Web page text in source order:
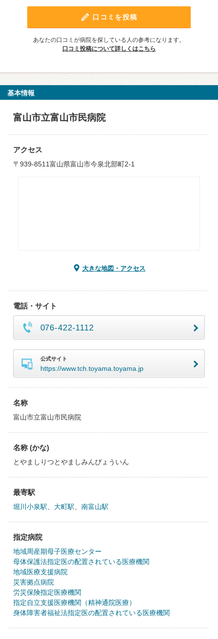
口コミを投稿
あなたの口コミが病院を探している人の参考になります。
口コミ投稿について詳しくはこちら
基本情報
富山市立富山市民病院
アクセス
〒939-8511富山県富山市今泉北部町2-1
大きな地図・アクセス
電話・サイト
076-422-1112
公式サイト
https://www.tch.toyama.toyama.jp
名称
富山市立富山市民病院
名称 (かな)
とやましりつとやましみんびょういん
最寄駅
堀川小泉駅 大町駅 南富山駅
指定病院
地域周産期母子医療センター
母体保護法指定医の配置されている医療機関
地域医療支援病院
災害拠点病院
労災保険指定医療機関
指定自立支援医療機関（精神通院医療）
身体障害者福祉法指定医の配置されている医療機関